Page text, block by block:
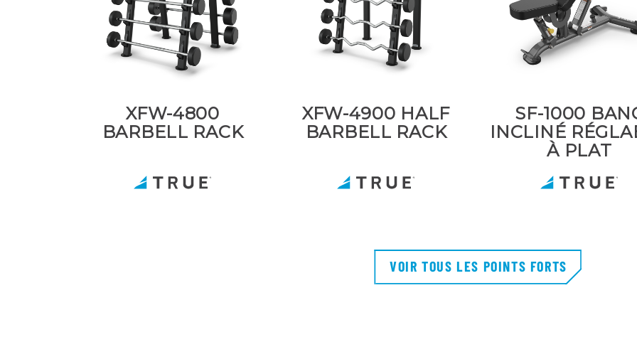
XFW-4800
BARBELL RACK
XFW-4900 HALF
BARBELL RACK
SF-1000
INCLINÉ
À PLAT
VOIR TOUS LES POINTS FORTS